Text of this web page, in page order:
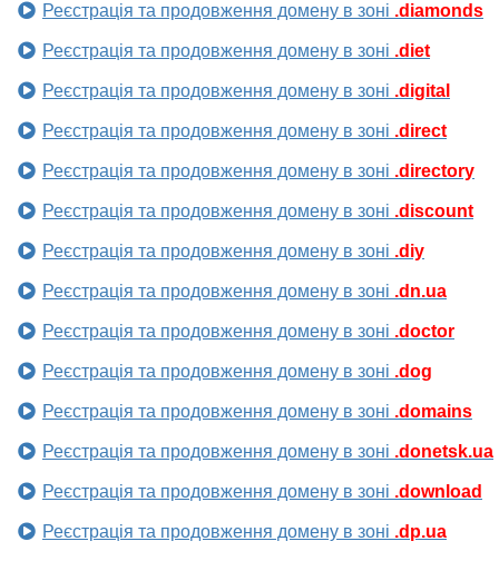
Реєстрація та продовження домену в зоні .diamonds
Реєстрація та продовження домену в зоні .diet
Реєстрація та продовження домену в зоні .digital
Реєстрація та продовження домену в зоні .direct
Реєстрація та продовження домену в зоні .directory
Реєстрація та продовження домену в зоні .discount
Реєстрація та продовження домену в зоні .diy
Реєстрація та продовження домену в зоні .dn.ua
Реєстрація та продовження домену в зоні .doctor
Реєстрація та продовження домену в зоні .dog
Реєстрація та продовження домену в зоні .domains
Реєстрація та продовження домену в зоні .donetsk.ua
Реєстрація та продовження домену в зоні .download
Реєстрація та продовження домену в зоні .dp.ua